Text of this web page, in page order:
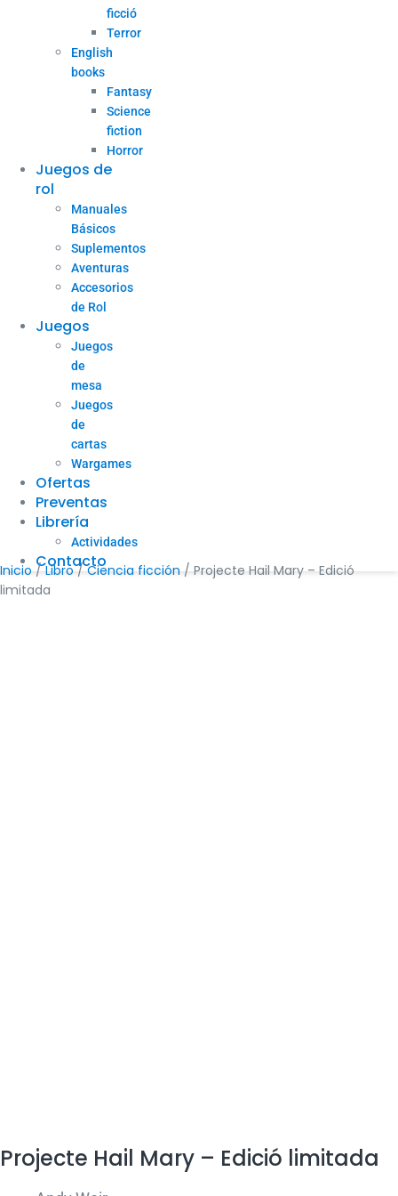
ficció
Terror
English
books
Fantasy
Science
fiction
Horror
Juegos de
rol
Manuales
Básicos
Suplementos
Aventuras
Accesorios
de Rol
Juegos
Juegos
de
mesa
Juegos
de
cartas
Wargames
Ofertas
Preventas
Librería
Actividades
Contacto
Inicio /Libro/Ciencia ficción / Projecte Hail Mary – Edició
limitada
Projecte Hail Mary – Edició limitada